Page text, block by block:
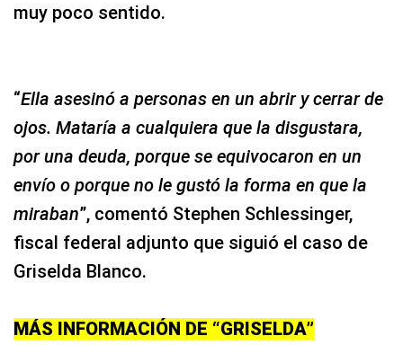
muy poco sentido.
“Ella asesinó a personas en un abrir y cerrar de
ojos. Mataría a cualquiera que la disgustara,
por una deuda, porque se equivocaron en un
envío o porque no le gustó la forma en que la
miraban”, comentó Stephen Schlessinger,
fiscal federal adjunto que siguió el caso de
Griselda Blanco.
MÁS INFORMACIÓN DE “GRISELDA”